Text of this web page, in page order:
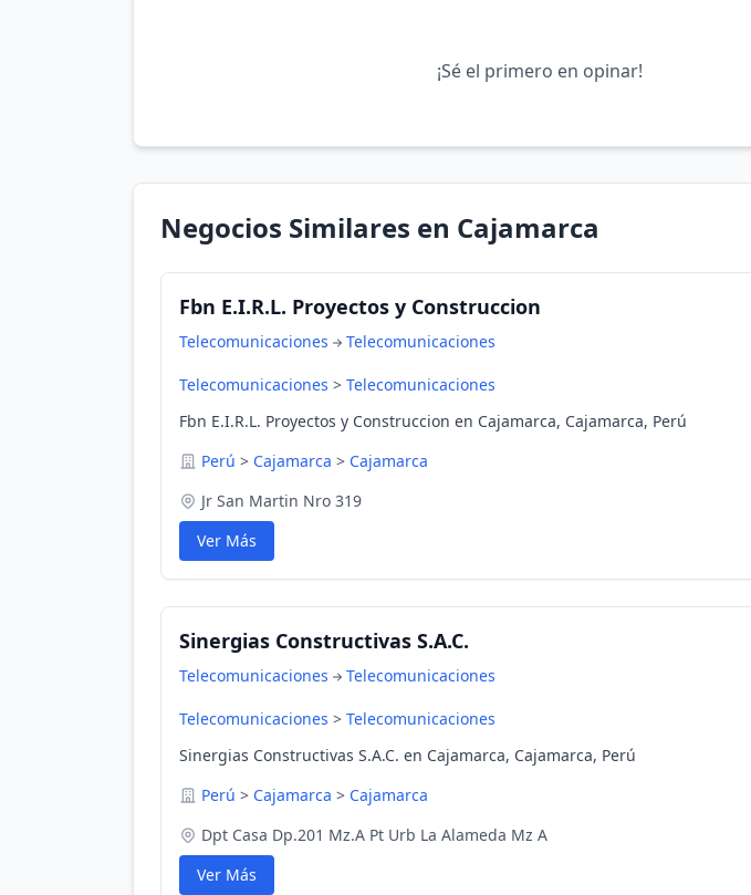
¡Sé el primero en opinar!
Negocios Similares en Cajamarca
Fbn E.I.R.L. Proyectos y Construccion
Telecomunicaciones Telecomunicaciones
Telecomunicaciones > Telecomunicaciones
Fbn E.I.R.L. Proyectos y Construccion en Cajamarca, Cajamarca, Perú
Perú > Cajamarca > Cajamarca
Jr San Martin Nro 319
Ver Más
Sinergias Constructivas S.A.C.
Telecomunicaciones Telecomunicaciones
Telecomunicaciones > Telecomunicaciones
Sinergias Constructivas S.A.C. en Cajamarca, Cajamarca, Perú
Perú > Cajamarca > Cajamarca
Dpt Casa Dp.201 Mz.A Pt Urb La Alameda Mz A
Ver Más